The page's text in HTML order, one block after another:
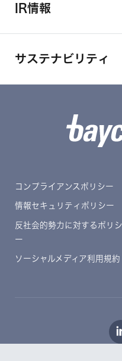
IR情報
サステナビリティ
コンプライアンスポリシー
情報セキュリティポリシー
反社会的勢力に対するポリシ
ー
ソーシャルメディア利用規約